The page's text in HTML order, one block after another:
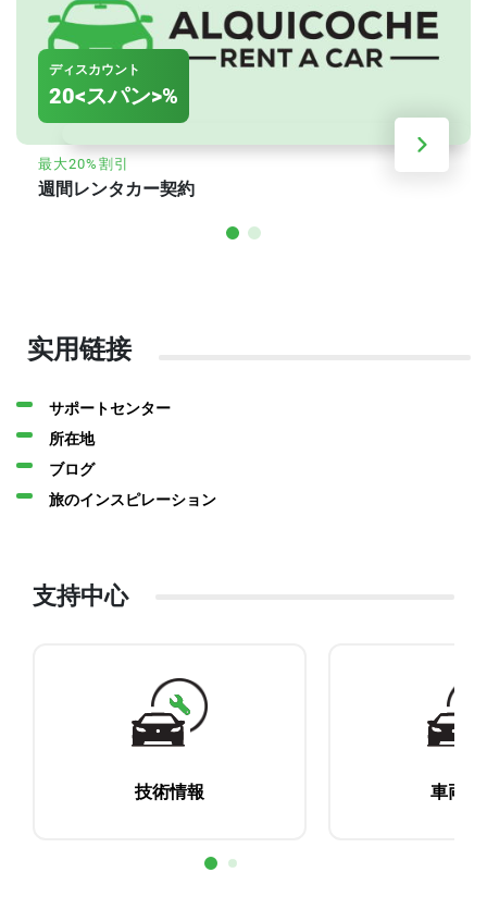
ディスカウント
20<スパン>%
最大20%割引
週間レンタカー契約
实用链接
サポートセンター
所在地
ブログ
旅のインスピレーション
支持中心
技術情報 車両返